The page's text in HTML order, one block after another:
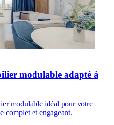
modulable adapté à
modulable idéal pour votre
complet et engageant.